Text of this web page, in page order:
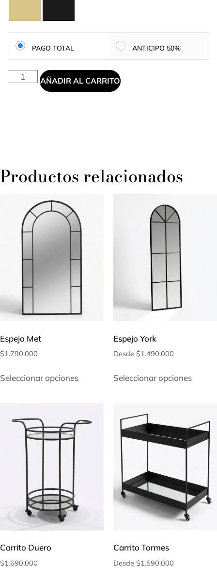
ANTICIPO 50%
PAGO TOTAL
AÑADIR AL CARRITO
Productos relacionados
Espejo Met
$1.790.000
Seleccionar opciones
Espejo York
Desde $1.490.000
Seleccionar opciones
Carrito Duero
$1.690.000
Carrito Tormes
Desde $1.590.000